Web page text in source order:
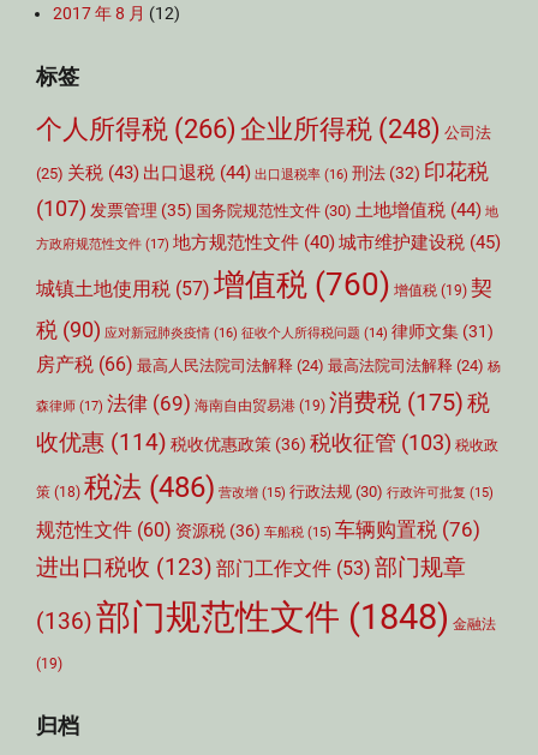
2017 年 8 月 (12)
标签
个人所得税 (266) 企业所得税 (248) 公司法
(25) 关税 (43) 出口退税 (44) 出口退税率 (16) 刑法 (32) 印花税
(107) 发票管理 (35) 国务院规范性文件 (30) 土地增值税 (44) 地
方政府规范性文件 (17) 地方规范性文件 (40)城市维护建设税 (45)
城镇土地使用税 (57) 增值税 (760) 增值税 (19) 契
税 (90) 应对新冠肺炎疫情 (16) 征收个人所得税问题 (14) 律师文集 (31)
房产税 (66) 最高人民法院司法解释 (24) 最高法院司法解释 (24) 杨
森律师 (17) 法律 (69) 海南自由贸易港 (19) 消费税 (175)税
收优惠 (114) 税收优惠政策 (36) 税收征管 (103) 税收政
策 (18) 税法 (486) 营改增 (15) 行政法规 (30) 行政许可批复 (15)
规范性文件 (60) 资源税 (36) 车船税 (15) 车辆购置税 (76)
进出口税收 (123) 部门工作文件 (53) 部门规章
(136)部门规范性文件 (1848) 金融法
(19)
归档